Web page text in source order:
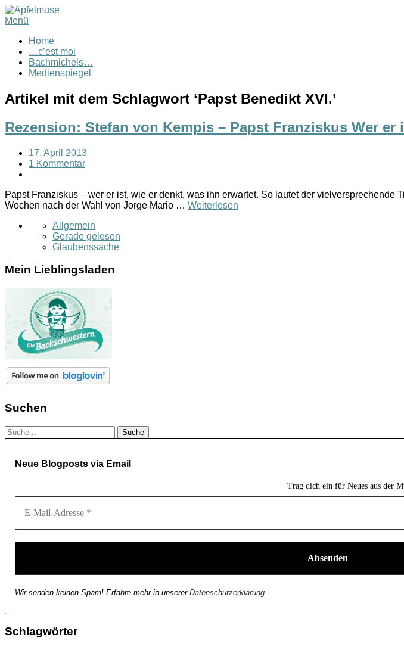
Menü
Home
…c’est moi
Bachmichels…
Medienspiegel
Artikel mit dem Schlagwort ‘Papst Benedikt XVI.’
Rezension: Stefan von Kempis – Papst Franziskus Wer
17. April 2013
1 Kommentar
Papst Franziskus – wer er ist, wie er denkt, was ihn erwartet. So lautet der
Wochen nach der Wahl von Jorge Mario … Weiterlesen
Allgemein
Gerade gelesen
Glaubenssache
Mein Lieblingsladen
Suchen
Neue Blogposts via Email
Trag dich ein für Neues aus der
Mail-
Wir senden keinen Spam! Erfahre mehr in unserer Datenschutzerklärung
Schlagwörter